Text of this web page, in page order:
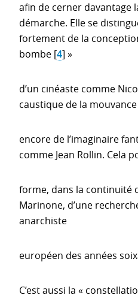
afin de cerner davantage
démarche. Elle se
fortement de la
bombe [4] »
d’un cinéaste comme
caustique de la
encore de l’imaginaire
comme Jean Rollin. Cela
forme, dans la continuité
Marinone, d’une
anarchiste
européen des années
C’est aussi la «